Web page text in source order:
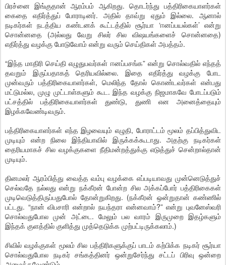
பிரச்னை இங்குதான் ஆரம்பம் ஆகிறது. தொடர்ந்து பத்திரிகையாளர்கள்
கைதை எதிர்த்துப் போராடினர். அதில் தாவ்று ஏதும் இல்லை. ஆனால்
நடிகர்கள் நடத்திய கண்டனக் கூட்டத்தில் சூர்யா ‘ஈனப்பயல்கள்’ என்று
சொன்னதை (அல்லது வேறு சிலர் சில விஷயங்களைச் சொன்னதை)
எதிர்த்து வழக்கு போடுவோம் என்று வரும் செய்திகள் அபத்தம்.
“இந்த மாதிரி செய்தி எழுதுபவர்கள் ஈனப்பசங்க” என்று சொல்வதில் எந்தத்
தவறும் இருப்பதாகத் தெரியவில்லை. இதை எதிர்த்து வழக்கு போட
முன்வரும் பத்திரிகையாளர்கள், மெலிந்த தோல் கொண்டவர்கள் என்பது
மட்டுமல்ல, முழு முட்டாள்களும் கூட. இந்த வழக்கு நிஜமாகவே போடப்படும்
பட்சத்தில் பத்திரிகையாளர்கள் துண்டு, துணி என அனைத்தையும்
இழக்கவேண்டிவரும்.
பத்திரிகையாளர்கள் எந்த இழவையும் எழுதி, போராட்டம் மூலம் தப்பித்துவிட
முடியும் என்ற நிலை இந்தியாவில் இருக்கக்கூடாது. அதற்கு நடிகர்கள்
தைரியமாகச் சில வழக்குகளை நீதிமன்றத்துக்கு எடுத்துச் சென்றால்தான்
முடியும்.
தினமலர் ஆரம்பித்து வைத்த வம்பு வழக்கை எப்படியாவது முன்னெடுத்துச்
செல்வதே நல்லது என்று நக்கீரன் போன்ற சில அக்கப்போர் பத்திரிகைகள்
முடிவெடுத்திருப்பதுபோல் தோன்றுகிறது. (நக்கீரன் ஒன்றுதான் கண்ணில்
பட்டது. “நான் விபசாரி என்றால் நயந்தரா என்னவாம்?” என்று புவனேஸ்வரி
சொல்வதுபோல முன் அட்டை. மேலும் பல வாரம் இருமுறை இதழ்களும்
இந்தக் குளத்தில் குளித்து முத்தெடுக்க முற்பட்டிருக்கலாம்.)
சிவில் வழக்குகள் மூலம் சில பத்திரிகளுக்குப் பாடம் கற்பிக்க நடிகர் சூர்யா
சொல்வதுபோல நடிகர் சங்கத்தினர் ஒன்றுசேர்ந்து சட்டப் பிரிவு ஒன்றை